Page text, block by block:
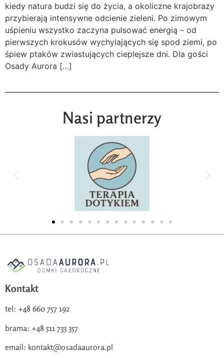
kiedy natura budzi się do życia, a okoliczne krajobrazy
przybierają intensywne odcienie zieleni. Po zimowym
uśpieniu wszystko zaczyna pulsować energią – od
pierwszych krokusów wychylających się spod ziemi, po
śpiew ptaków zwiastujących cieplejsze dni. Dla gości
Osady Aurora […]
Nasi partnerzy
Kontakt
tel: +48 660 757 192
brama: +48 511 733 357
email: kontakt@osadaaurora.pl